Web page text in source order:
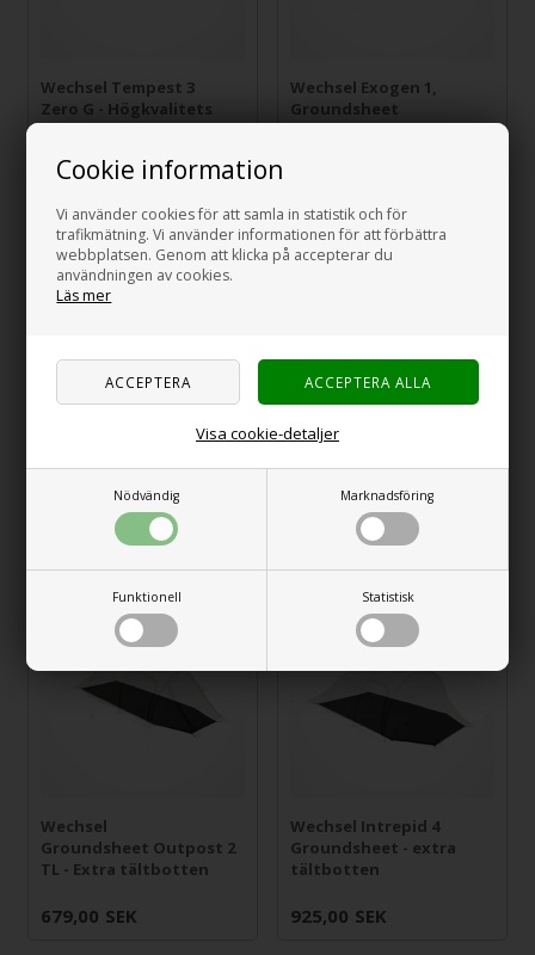
Cookie information
Vi använder cookies för att samla in statistik och för
trafikmätning. Vi använder informationen för att förbättra
webbplatsen. Genom att klicka på accepterar du
användningen av cookies.
Läs mer
Nödvändig Marknadsföring
Funktionell Statistisk
Visa cookie-detaljer
Wechsel Tempest 3
Zero G - Högkvalitets
tunneltält
6.869,00 SEK
Wechsel Exogen 1,
Groundsheet
Wechsel Exogen 2
kupoltält, Groundsheet
SEK
Wechsel Exogen 3
Kupoltält, Groundsheet
SEK
Wechsel
Groundsheet Outpost 2
TL - Extra tältbotten
679,00 SEK
Wechsel Intrepid 4
Groundsheet - extra
tältbotten
925,00 SEK